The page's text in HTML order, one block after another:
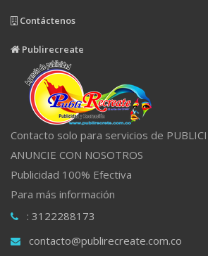
Contáctenos
Publirecreate
Contacto solo para servicios de
ANUNCIE CON NOSOTROS
Publicidad 100% Efectiva
Para más información
: 3122288173
contacto@publirecreate.com.co